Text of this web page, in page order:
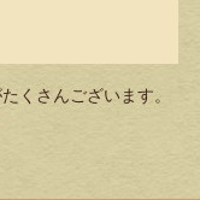
くさんございます。